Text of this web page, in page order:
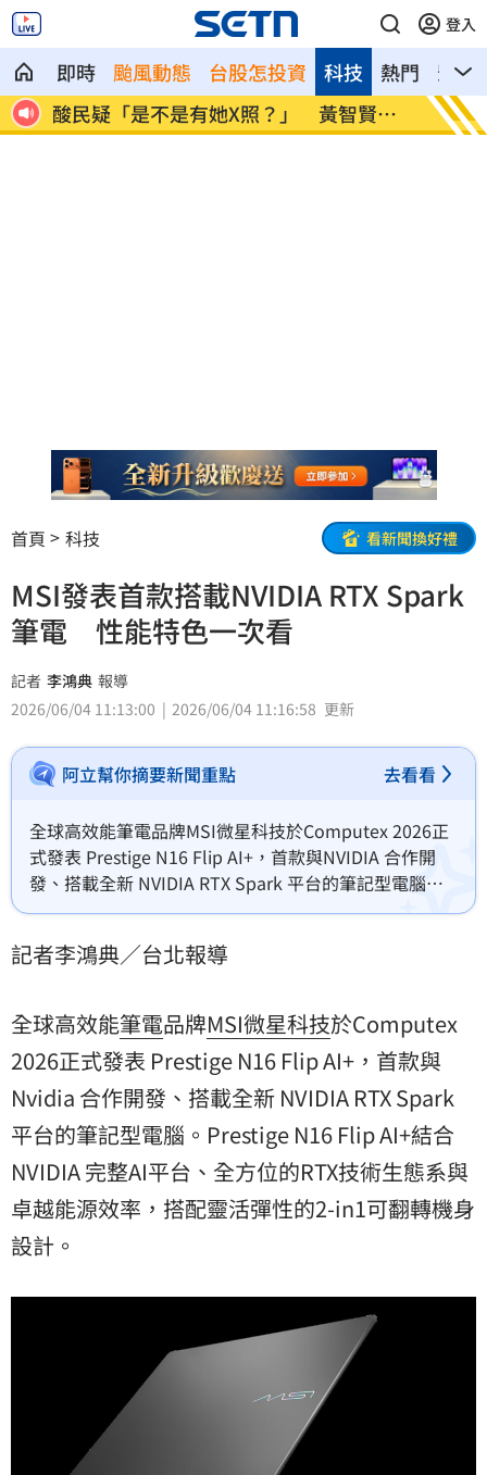
登入
即時 颱風動態 台股怎投資 熱門 影音
科技
X照？」 黃智賢回
歐洲最強情報機關 007英國
冠
首頁 科技 看新聞換好禮
MSI發表首款搭載NVIDIA RTX Spark
筆電 性能特色一次看
記者 李鴻典 報導
2026/06/04 11:13:00
2026/06/04 11:16:58 更新
阿立幫你摘要新聞重點 去看看
全球高效能筆電品牌MSI微星科技於Computex 2026正
式發表 Prestige N16 Flip AI+，首款與NVIDIA 合作開
發、搭載全新 NVIDIA RTX Spark 平台的筆記型電腦。
Prestige N16 Flip AI+結合 NVIDIA 完整AI平台、全方位
in1可翻轉機身設計。
記者李鴻典／台北報導
全球高效能筆電品牌MSI微星科技於Computex
2026正式發表 Prestige N16 Flip AI+，首款與
Nvidia 合作開發、搭載全新 NVIDIA RTX Spark
平台的筆記型電腦。Prestige N16 Flip AI+結合
NVIDIA 完整AI平台、全方位的RTX技術生態系與
卓越能源效率，搭配靈活彈性的2-in1可翻轉機身
設計。